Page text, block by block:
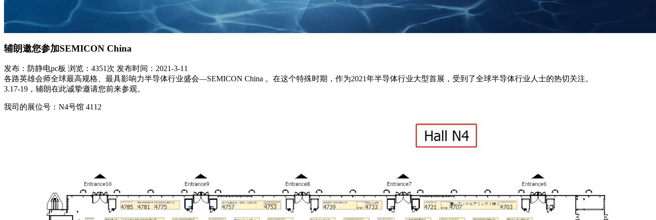
辅朗邀您参加SEMICON China
发布：防静电pc板 浏览：4351次 发布时间：2021-3-11
各路英雄会师全球最高规格、最具影响力半导体行业盛会—SEMICON China 。在这个特殊时期，作为2021年半导体行业大型首展，受到了全球半导体行业人士的热切关注。
3.17-19，辅朗在此诚挚邀请您前来参观。
我司的展位号：N4号馆 4112